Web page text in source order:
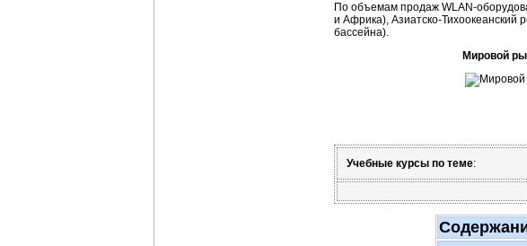
По объемам продаж WLAN-
и Африка), Азиатско-Тихоокеанский
бассейна).
Мировой
Учебные курсы по теме: